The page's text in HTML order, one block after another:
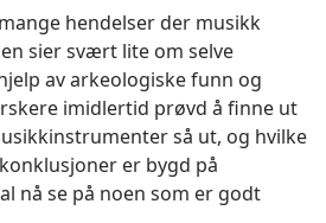
hendelser der musikk
sier svært lite om selve
av arkeologiske funn og
imidlertid prøvd å finne ut
så ut, og hvilke
er bygd på
nå se på noen som er godt